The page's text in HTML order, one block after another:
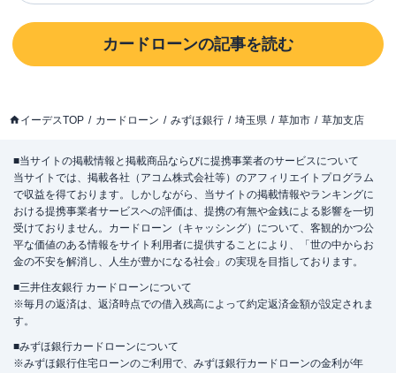
カードローンの記事を読む
イーデスTOP カードローン みずほ銀行 埼玉県 草加市 草加支店
■当サイトの掲載情報と掲載商品ならびに提携事業者のサービスについて
当サイトでは、掲載各社（アコム株式会社等）のアフィリエイトプログラム
で収益を得ております。しかしながら、当サイトの掲載情報やランキングに
おける提携事業者サービスへの評価は、提携の有無や金銭による影響を一切
受けておりません。カードローン（キャッシング）について、客観的かつ公
平な価値のある情報をサイト利用者に提供することにより、「世の中からお
金の不安を解消し、人生が豊かになる社会」の実現を目指しております。
■三井住友銀行 カードローンについて
※毎月の返済は、返済時点での借入残高によって約定返済金額が設定されま
す。
■みずほ銀行カードローンについて
※みずほ銀行住宅ローンのご利用で、みずほ銀行カードローンの金利が年